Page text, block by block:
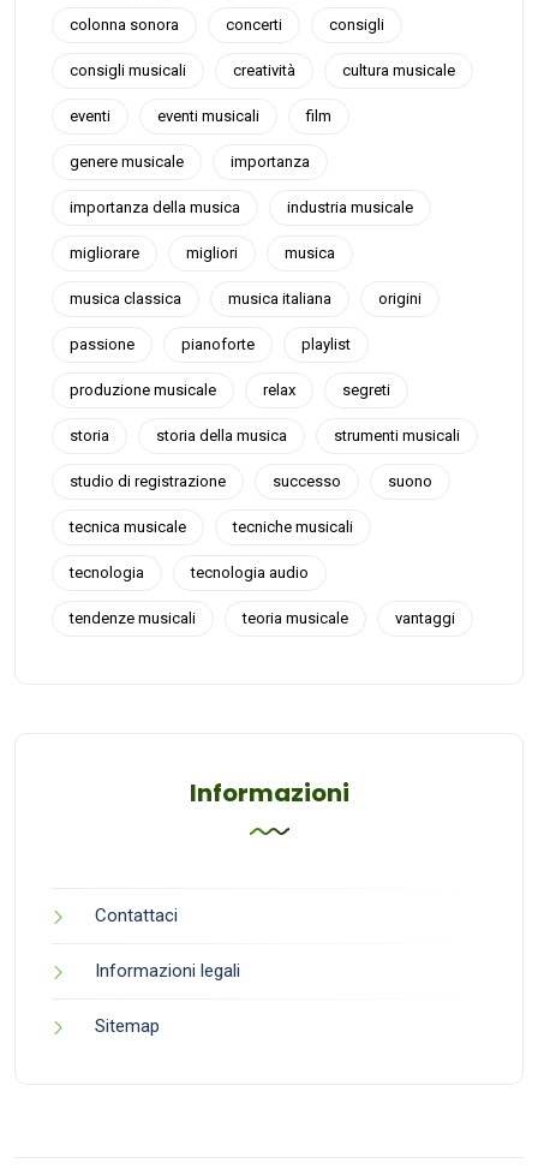
colonna sonora concerti consigli
consigli musicali creatività cultura musicale
eventi eventi musicali film
genere musicale importanza
importanza della musica industria musicale
migliorare migliori musica
musica classica musica italiana origini
passione pianoforte playlist
produzione musicale relax segreti
storia storia della musica strumenti musicali
studio di registrazione successo suono
tecnica musicale tecniche musicali
tecnologia tecnologia audio
tendenze musicali teoria musicale vantaggi
Informazioni
Contattaci
Informazioni legali
Sitemap